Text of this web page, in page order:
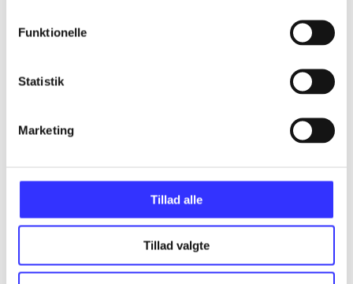
Funktionelle
Statistik
Marketing
Tillad alle
Tillad valgte
Dead space
Gå til serien